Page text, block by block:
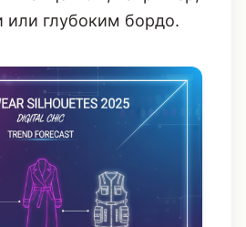
или глубоким бордо.